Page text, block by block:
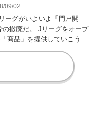
09/02
ーグがいよいよ「門戸開
撤廃だ。 Jリーグをオープ
商品」を提供していこう